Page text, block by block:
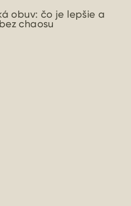
obuv: čo je lepšie a
chaosu